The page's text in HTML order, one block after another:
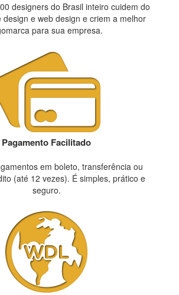
designers do Brasil inteiro cuidem do
design e web design e criem a melhor
para sua empresa.
Pagamento Facilitado
em boleto, transferência ou
(até 12 vezes). É simples, prático e
seguro.